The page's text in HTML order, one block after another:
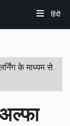
हिंदी
के माध्यम से